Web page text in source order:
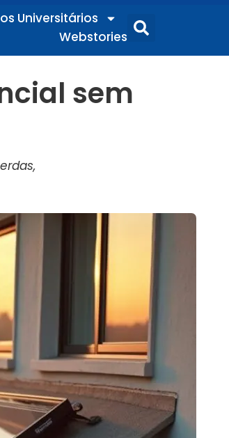
Universitários
Webstories
sem